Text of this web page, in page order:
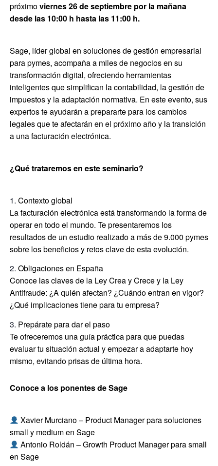
próximoviernes 26 de septiembre por la mañana
desde las 10:00 h hasta las 11:00 h.
Sage, líder global en soluciones de gestión empresarial
para pymes, acompaña a miles de negocios en su
transformación digital, ofreciendo herramientas
inteligentes que simplifican la contabilidad, la gestión de
impuestos y la adaptación normativa. En este evento, sus
expertos te ayudarán a prepararte para los cambios
legales que te afectarán en el próximo año y la transición
a una facturación electrónica.
¿Qué trataremos en este seminario?
Contexto global
La facturación electrónica está transformando la forma de
operar en todo el mundo. Te presentaremos los
resultados de un estudio realizado a más de 9.000 pymes
sobre los beneficios y retos clave de esta evolución.
Obligaciones en España
Conoce las claves de la Ley Crea y Crece y la Ley
Antifraude: ¿A quién afectan? ¿Cuándo entran en vigor?
¿Qué implicaciones tiene para tu empresa?
Prepárate para dar el paso
Te ofreceremos una guía práctica para que puedas
evaluar tu situación actual y empezar a adaptarte hoy
mismo, evitando prisas de última hora.
Conoce a los ponentes de Sage
Xavier Murciano – Product Manager para soluciones
small y medium en Sage
Antonio Roldán – Growth Product Manager para small
en Sage